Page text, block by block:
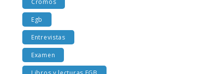
Cromos
Egb
Entrevistas
Examen